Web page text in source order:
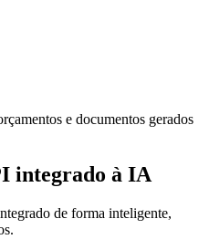
e documentos gerados
integrado à IA
de forma inteligente,